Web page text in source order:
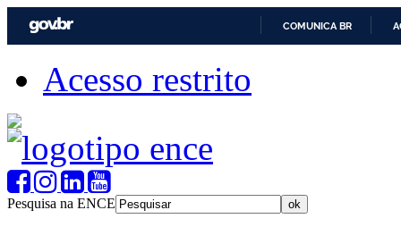
COMUNICA BR
Acesso restrito
Pesquisa na ENCE